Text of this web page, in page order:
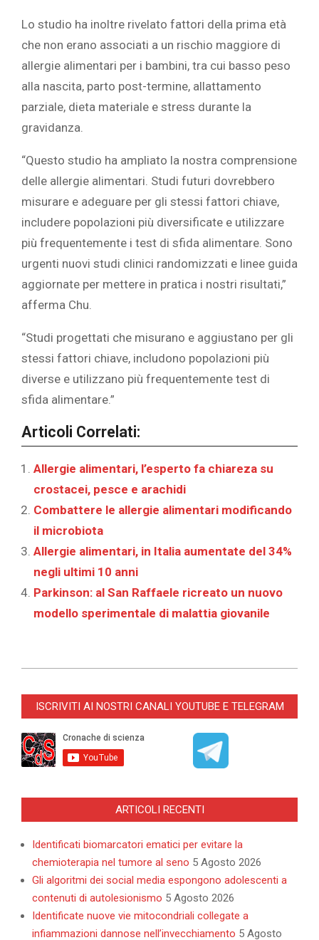
Lo studio ha inoltre rivelato fattori della prima età
che non erano associati a un rischio maggiore di
allergie alimentari per i bambini, tra cui basso peso
alla nascita, parto post-termine, allattamento
parziale, dieta materiale e stress durante la
gravidanza.
“Questo studio ha ampliato la nostra comprensione
delle allergie alimentari. Studi futuri dovrebbero
misurare e adeguare per gli stessi fattori chiave,
includere popolazioni più diversificate e utilizzare
più frequentemente i test di sfida alimentare. Sono
urgenti nuovi studi clinici randomizzati e linee guida
aggiornate per mettere in pratica i nostri risultati,”
afferma Chu.
“Studi progettati che misurano e aggiustano per gli
stessi fattori chiave, includono popolazioni più
diverse e utilizzano più frequentemente test di
sfida alimentare.”
Articoli Correlati:
Allergie alimentari, l’esperto fa chiareza su
crostacei, pesce e arachidi
Combattere le allergie alimentari modificando
il microbiota
Allergie alimentari, in Italia aumentate del 34%
negli ultimi 10 anni
Parkinson: al San Raffaele ricreato un nuovo
modello sperimentale di malattia giovanile
02-
ISCRIVITI AI NOSTRI CANALI YOUTUBE E TELEGRAM
ARTICOLI RECENTI
Identificati biomarcatori ematici per evitare la
chemioterapia nel tumore al seno 5 Agosto 2026
Gli algoritmi dei social media espongono adolescenti a
contenuti di autolesionismo 5 Agosto 2026
Identificate nuove vie mitocondriali collegate a
infiammazioni dannose nell’invecchiamento 5 Agosto